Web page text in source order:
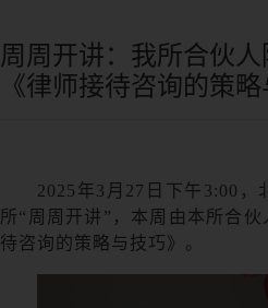
周周开讲：我所合伙
《律师接待咨询的策略
2025年3月27日下午3:00
所“周周开讲”，本周由本所合
待咨询的策略与技巧》。